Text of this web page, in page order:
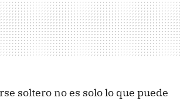
soltero no es solo lo que puede